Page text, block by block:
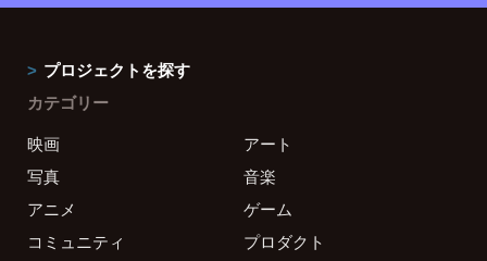
プロジェクトを探す
カテゴリー
映画
アート
写真
音楽
アニメ
ゲーム
コミュニティ
プロダクト